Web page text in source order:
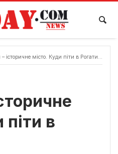
історичне місто. Куди піти в Рогатині?
піти в